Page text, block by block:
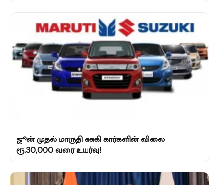
ஜூன் முதல் மாருதி சுசுகி கார்களின் விலை
ரூ.30,000 வரை உயர்வு!